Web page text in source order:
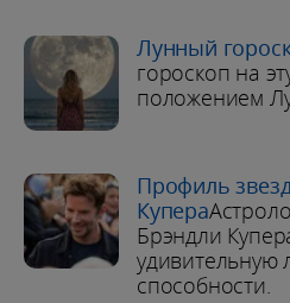
Лунный
гороскоп на
положением
Профиль
Купера
Брэндли
удивительную
способности.